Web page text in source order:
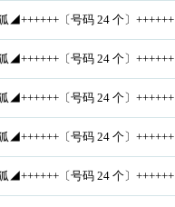
◢++++++〔号码 24 个〕++++++
◢++++++〔号码 24 个〕++++++
◢++++++〔号码 24 个〕++++++
◢++++++〔号码 24 个〕++++++
◢++++++〔号码 24 个〕++++++